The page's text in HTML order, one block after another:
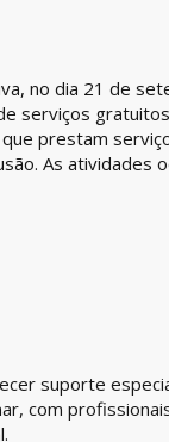
no dia 21 de
serviços
prestam
As atividades
suporte
com